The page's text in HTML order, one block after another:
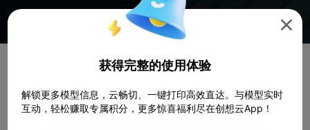

获得完整的使用体验
解锁更多模型信息，云畅切、一键打印高效直达。与模型实时
互动，轻松赚取专属积分，更多惊喜福利尽在创想云App！